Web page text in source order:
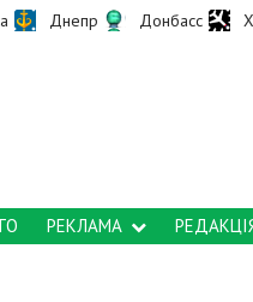
Днепр Донбасс
РЕКЛАМА